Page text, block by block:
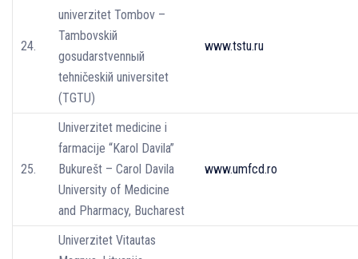
24.
univerzitet Tombov –
Tambovskiй
gosudarstvennый
tehničeskiй universitet
(TGTU)
www.tstu.ru
25.
Univerzitet medicine i
farmacije “Karol Davila”
Bukurešt – Carol Davila
University of Medicine
and Pharmacy, Bucharest
www.umfcd.ro
Univerzitet Vitautas